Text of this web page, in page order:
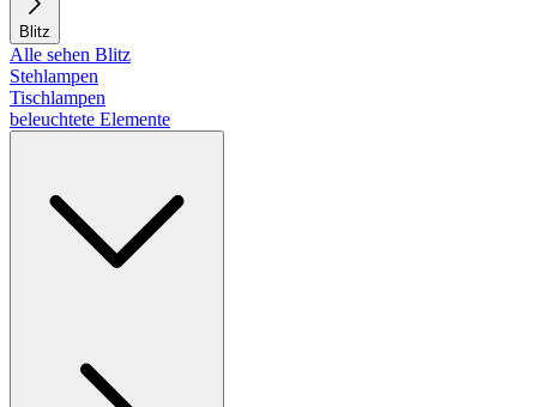
Blitz
Alle sehen Blitz
Stehlampen
Tischlampen
beleuchtete Elemente